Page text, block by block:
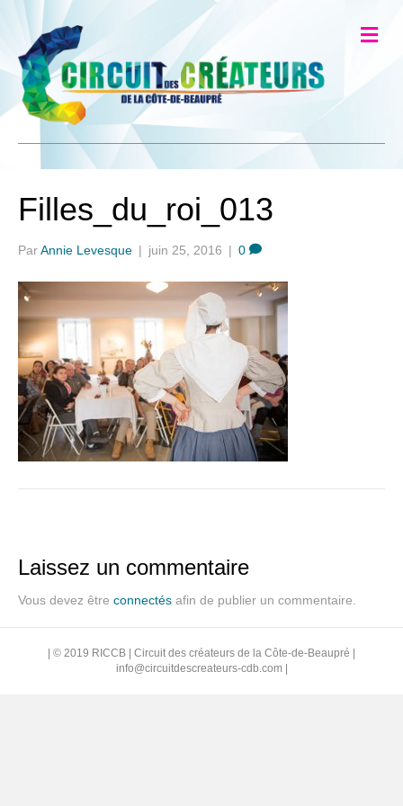
Filles_du_roi_013
ParAnnie Levesque | juin 25, 2016 | 0
Laissez un commentaire
Vous devez être connectés afin de publier un commentaire.
| © 2019 RICCB | Circuit des créateurs de la Côte-de-Beaupré |
info@circuitdescreateurs-cdb.com|